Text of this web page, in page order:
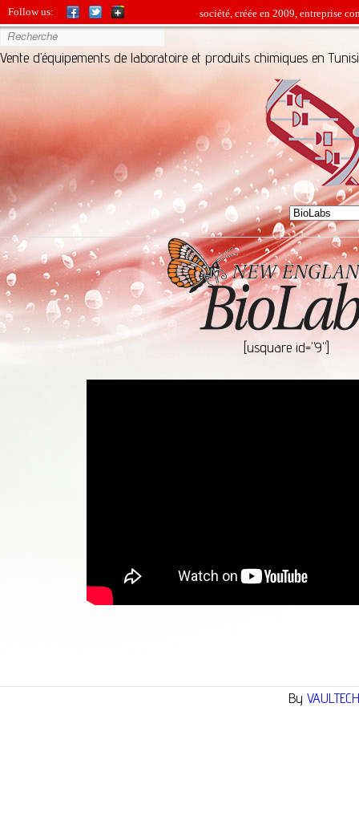
Follow us: BIO-SOURCE est une jeune société, créée en 2009, entreprise
Vente d’équipements de laboratoire et produits chimiques en
[usquare id="9"]
By VAULTECH